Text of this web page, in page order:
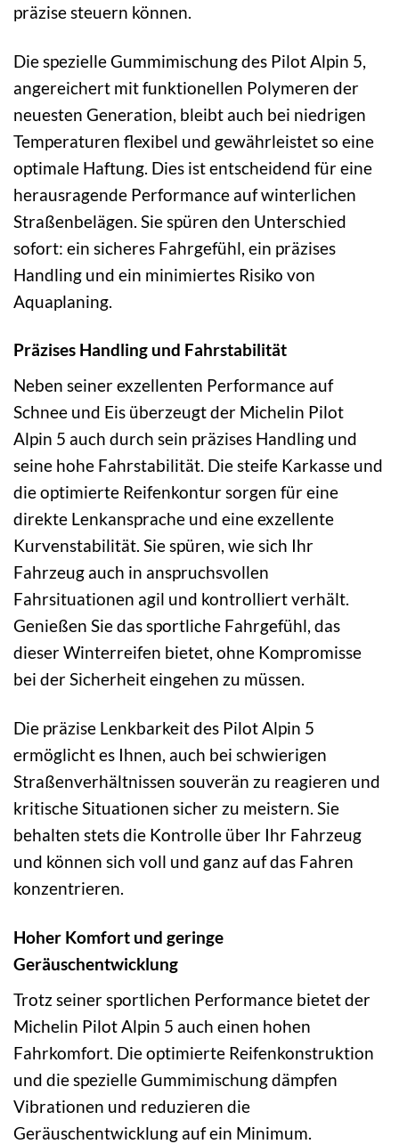
präzise steuern können.
Die spezielle Gummimischung des Pilot Alpin 5,
angereichert mit funktionellen Polymeren der
neuesten Generation, bleibt auch bei niedrigen
Temperaturen flexibel und gewährleistet so eine
optimale Haftung. Dies ist entscheidend für eine
herausragende Performance auf winterlichen
Straßenbelägen. Sie spüren den Unterschied
sofort: ein sicheres Fahrgefühl, ein präzises
Handling und ein minimiertes Risiko von
Aquaplaning.
Präzises Handling und Fahrstabilität
Neben seiner exzellenten Performance auf
Schnee und Eis überzeugt der Michelin Pilot
Alpin 5 auch durch sein präzises Handling und
seine hohe Fahrstabilität. Die steife Karkasse und
die optimierte Reifenkontur sorgen für eine
direkte Lenkansprache und eine exzellente
Kurvenstabilität. Sie spüren, wie sich Ihr
Fahrzeug auch in anspruchsvollen
Fahrsituationen agil und kontrolliert verhält.
Genießen Sie das sportliche Fahrgefühl, das
dieser Winterreifen bietet, ohne Kompromisse
bei der Sicherheit eingehen zu müssen.
Die präzise Lenkbarkeit des Pilot Alpin 5
ermöglicht es Ihnen, auch bei schwierigen
Straßenverhältnissen souverän zu reagieren und
kritische Situationen sicher zu meistern. Sie
behalten stets die Kontrolle über Ihr Fahrzeug
und können sich voll und ganz auf das Fahren
konzentrieren.
Hoher Komfort und geringe
Geräuschentwicklung
Trotz seiner sportlichen Performance bietet der
Michelin Pilot Alpin 5 auch einen hohen
Fahrkomfort. Die optimierte Reifenkonstruktion
und die spezielle Gummimischung dämpfen
Vibrationen und reduzieren die
Geräuschentwicklung auf ein Minimum.